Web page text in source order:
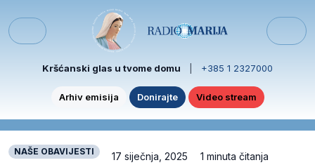
Menu
Kršćanski glas u tvome domu +385 1 2327000
Arhiv emisija Donirajte Video stream
NAŠE OBAVIJESTI 17 siječnja, 2025 1 minuta čitanja